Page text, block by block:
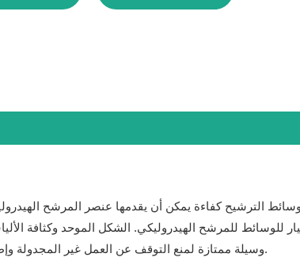
٪. تعتبر عناصر مرشح microglass وسيلة ممتازة لمنع التوقف عن العمل غير المجدولة وإطالة عمر السائل الهيدروليكي.